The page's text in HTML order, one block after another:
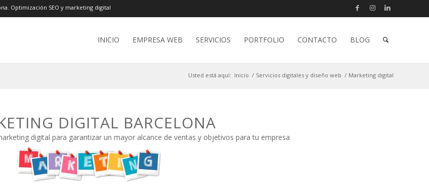
Optimización SEO y marketing digital
INICIO EMPRESA WEB SERVICIOS PORTFOLIO CONTACTO BLOG
Usted está aquí: Inicio / Servicios digitales y diseño web / Marketing digital
DIGITAL BARCELONA
digital para garantizar un mayor alcance de ventas y objetivos para tu empresa